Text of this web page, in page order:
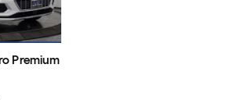
Premium